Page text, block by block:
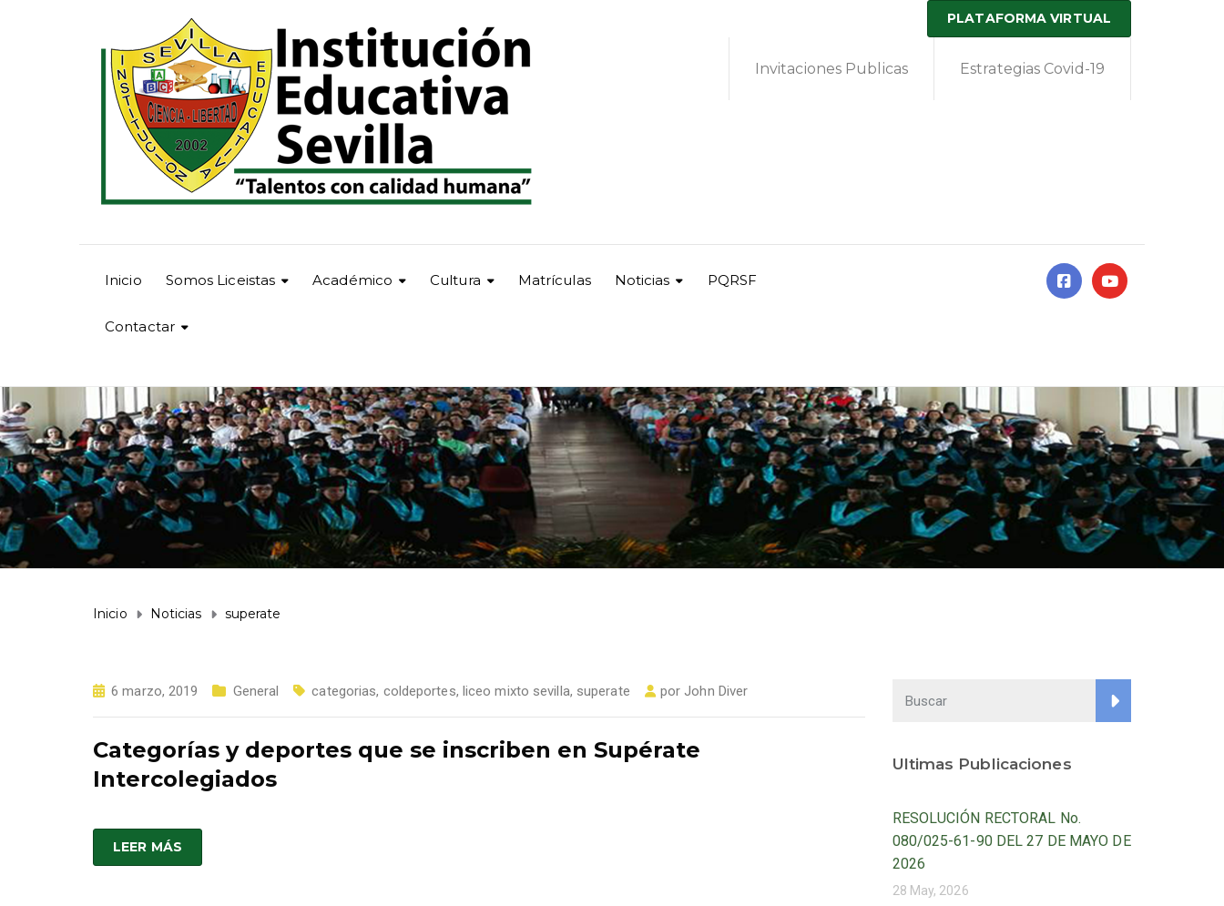
PLATAFORMA VIRTUAL
Invitaciones Publicas Estrategias Covid-19
Inicio Somos Liceistas Académico Cultura Matrículas Noticias PQRSF
Contactar
Inicio Noticias superate
6 marzo, 2019 General categorias, coldeportes, liceo mixto sevilla, superate porJohn Diver
Categorías y deportes que se inscriben en Supérate
Intercolegiados
LEER MÁS
Ultimas Publicaciones
RESOLUCIÓN RECTORAL No.
080/025-61-90 DEL 27 DE MAYO DE
2026
28 May, 2026